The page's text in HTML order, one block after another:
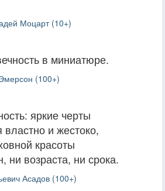
Моцарт (10+)
в миниатюре.
(100+)
яркие черты
и жестоко,
красоты
ни возраста, ни срока.
Асадов (100+)